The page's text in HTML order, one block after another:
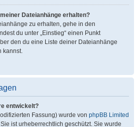
Dateianhänge erhalten?
zu erhalten, gehe in den
du unter „Einstieg“ einen Punkt
den du eine Liste deiner Dateianhänge
kannst.
entwickelt?
Fassung) wurde von phpBB Limited
ist urheberrechtlich geschützt. Sie wurde